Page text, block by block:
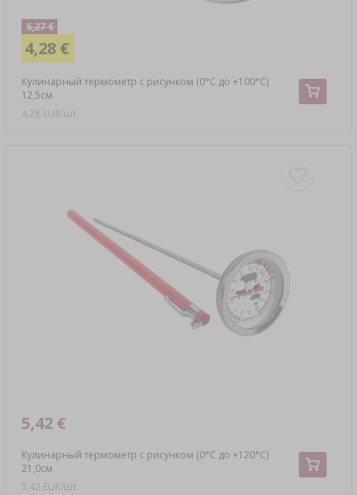
Кулинарный термометр с рисунком (0°C до +100°C)
12,5см
5,27 €
4,28 €
4,28 EUR/шт.
Кулинарный термометр с рисунком (0°C до +120°C)
21,0см
5,42 €
5,42 EUR/шт.